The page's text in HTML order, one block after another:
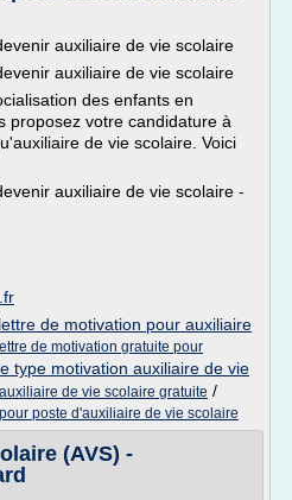
auxiliaire de vie scolaire
auxiliaire de vie scolaire
des enfants en
proposez votre candidature à
de vie scolaire. Voici
auxiliaire de vie scolaire -
de motivation pour auxiliaire
de motivation gratuite pour
type motivation auxiliaire de vie
de vie scolaire gratuite /
poste d'auxiliaire de vie scolaire
(AVS) -